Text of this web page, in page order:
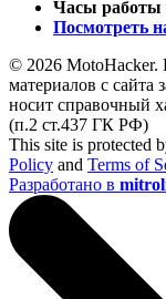
Часы работы
Посмотреть
© 2026 MotoHacker.
материалов с сайта
носит справочный
(п.2 ст.437 ГК РФ)
This site is protected
Policy and Terms of
Разработано в